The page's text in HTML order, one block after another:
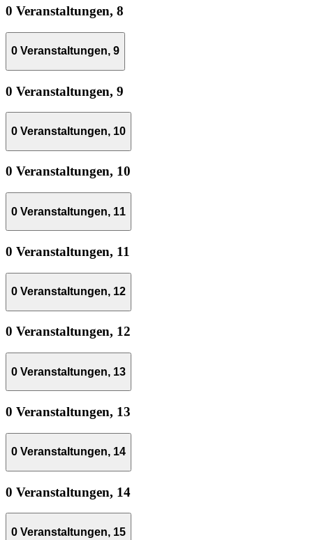
0 Veranstaltungen, 8
0 Veranstaltungen, 9
0 Veranstaltungen, 9
0 Veranstaltungen, 10
0 Veranstaltungen, 10
0 Veranstaltungen, 11
0 Veranstaltungen, 11
0 Veranstaltungen, 12
0 Veranstaltungen, 12
0 Veranstaltungen, 13
0 Veranstaltungen, 13
0 Veranstaltungen, 14
0 Veranstaltungen, 14
0 Veranstaltungen, 15